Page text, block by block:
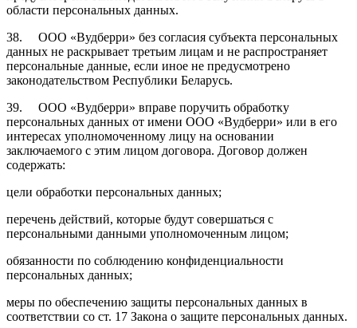
области персональных данных.
38. ООО «Вудберри» без согласия субъекта персональных
данных не раскрывает третьим лицам и не распространяет
персональные данные, если иное не предусмотрено
законодательством Республики Беларусь.
39. ООО «Вудберри» вправе поручить обработку
персональных данных от имени ООО «Вудберри» или в его
интересах уполномоченному лицу на основании
заключаемого с этим лицом договора. Договор должен
содержать:
цели обработки персональных данных;
перечень действий, которые будут совершаться с
персональными данными уполномоченным лицом;
обязанности по соблюдению конфиденциальности
персональных данных;
меры по обеспечению защиты персональных данных в
соответствии со ст. 17 Закона о защите персональных данных.